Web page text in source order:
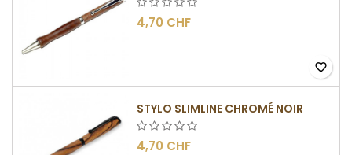
4,70 CHF
favorite_border
STYLO SLIMLINE CHROMÉ NOIR
4,70 CHF